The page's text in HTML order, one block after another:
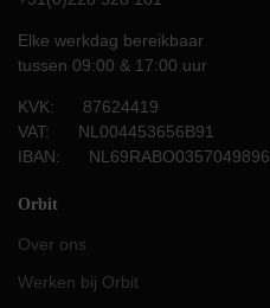
Elke werkdag bereikbaar
tussen 09:00 & 17:00 uur
KVK: 87624419
VAT: NL004453656B91
IBAN: NL69RABO0357049896
Orbit
Over ons
Werken bij Orbit